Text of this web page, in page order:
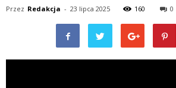
Przez Redakcja - 23 lipca 2025 160 0